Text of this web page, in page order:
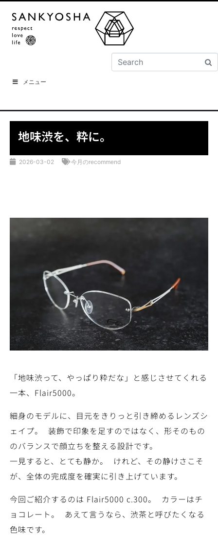
メニュー
地味渋を、粋に。
2026-03-02 今月のrecommend
「地味渋って、やっぱり粋だな」と感じさせてくれる
一本、Flair5000。
細身のモデルに、目元をきりっと引き締めるレンズシ
ェイプ。 装飾で印象を足すのではなく、形そのもの
のバランスで顔立ちを整える設計です。
一見すると、とても静か。 けれど、その静けさこそ
が、全体の完成度を確実に引き上げています。
今回ご紹介するのは Flair5000 c.300。 カラーはチ
ョコレート。 あえて言うなら、渋茶と呼びたくなる
色味です。